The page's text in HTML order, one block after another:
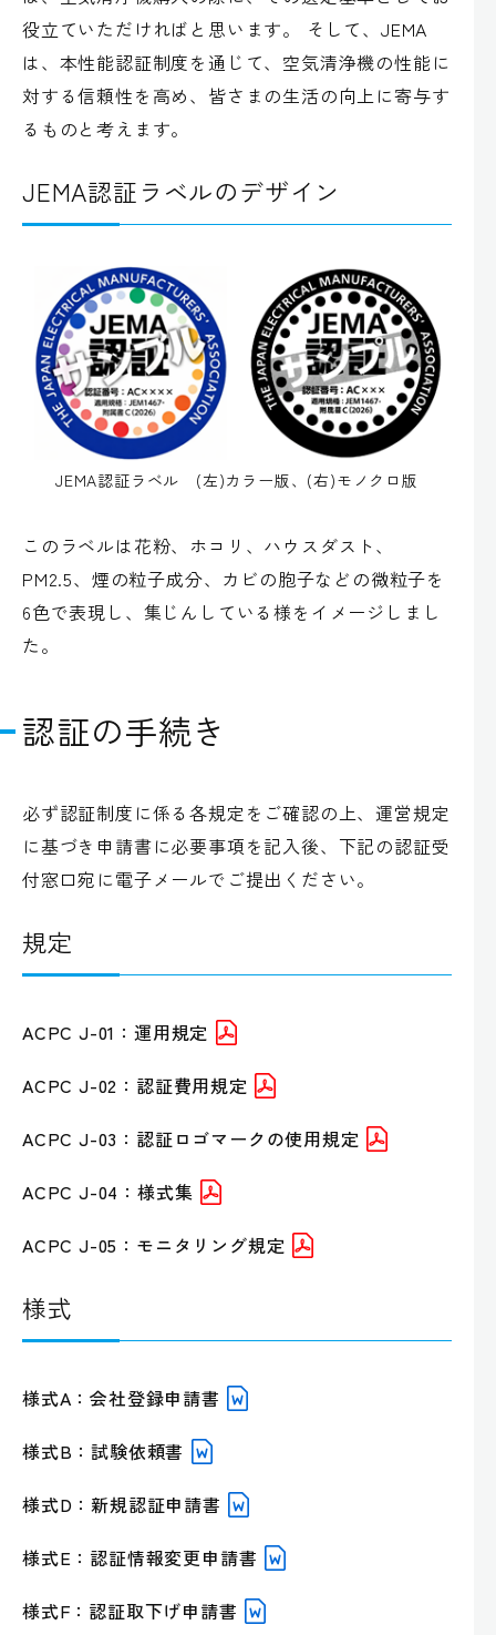
役立ていただければと思います。 そして、JEMA
は、本性能認証制度を通じて、空気清浄機の性能に
対する信頼性を高め、皆さまの生活の向上に寄与す
るものと考えます。
JEMA認証ラベルのデザイン
このラベルは花粉、ホコリ、ハウスダスト、
PM2.5、煙の粒子成分、カビの胞子などの微粒子を
6色で表現し、集じんしている様をイメージしまし
た。
JEMA認証ラベル (左)カラー版、(右)モノクロ版
認証の手続き
必ず認証制度に係る各規定をご確認の上、運営規定
に基づき申請書に必要事項を記入後、下記の認証受
付窓口宛に電子メールでご提出ください。
規定
ACPC J-01：運用規定
ACPC J-02：認証費用規定
ACPC J-03：認証ロゴマークの使用規定
ACPC J-04：様式集
ACPC J-05：モニタリング規定
様式
様式A：会社登録申請書
様式B：試験依頼書
様式D：新規認証申請書
様式E：認証情報変更申請書
様式F：認証取下げ申請書